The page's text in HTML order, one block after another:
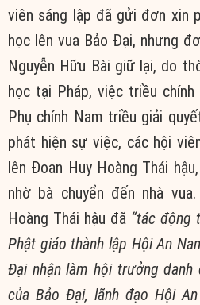
viên sáng lập đã gửi đơn xin
học lên vua Bảo Đại, nhưng
Nguyễn Hữu Bài giữ lại, do
học tại Pháp, việc triều
Phụ chính Nam triều giải
phát hiện sự việc, các hội
lên Đoan Huy Hoàng Thái
nhờ bà chuyển đến nhà
Hoàng Thái hậu đã “tác động
Phật giáo thành lập Hội An
Đại nhận làm hội trưởng
của Bảo Đại, lãnh đạo Hội